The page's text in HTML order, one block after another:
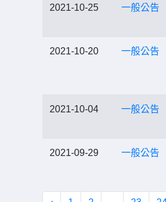
2021-10-25 一般公告
2021-10-20 一般公告
2021-10-04 一般公告
2021-09-29 一般公告